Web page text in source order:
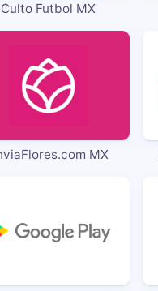
Culto Futbol MX
MX